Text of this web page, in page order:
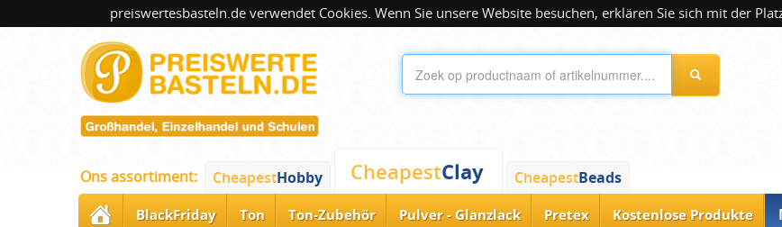
preiswertesbasteln.de verwendet Cookies. Wenn Sie unsere Website besuchen, erklären Sie sich mit der
Ons assortiment: CheapestHobby CheapestClay CheapestBeads
BlackFriday Ton Ton-Zubehör Pulver - Glanzlack Pretex Kostenlose Produkte